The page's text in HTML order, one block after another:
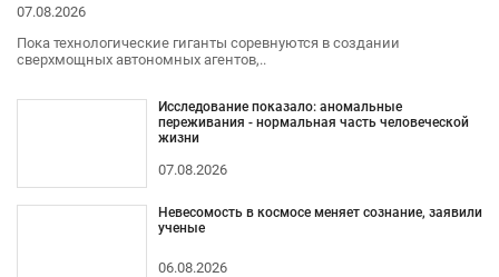
07.08.2026
Пока технологические гиганты соревнуются в создании
сверхмощных автономных агентов,..
Исследование показало: аномальные
переживания - нормальная часть человеческой
жизни
07.08.2026
Невесомость в космосе меняет сознание, заявили
ученые
06.08.2026